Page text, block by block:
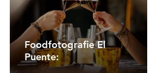
Foodfotografie El
Puente: